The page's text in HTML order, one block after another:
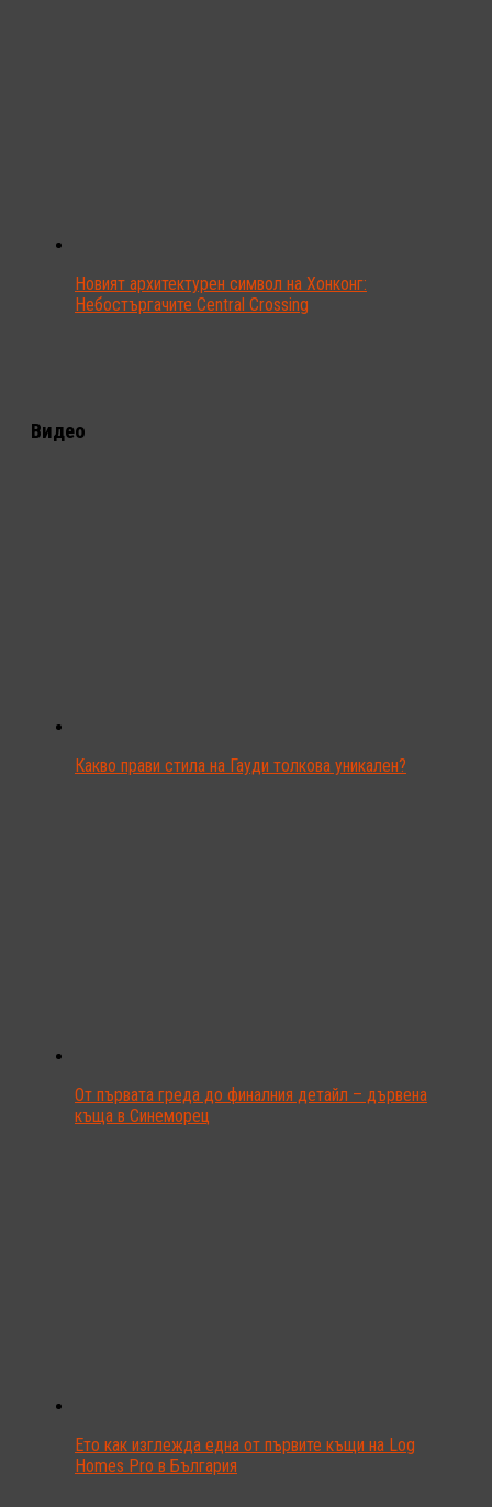
Новият архитектурен символ на Хонконг:
Небостъргачите Central Crossing
Видео
Какво прави стила на Гауди толкова уникален?
От първата греда до финалния детайл – дървена
къща в Синеморец
Ето как изглежда една от първите къщи на Log
Homes Pro в България